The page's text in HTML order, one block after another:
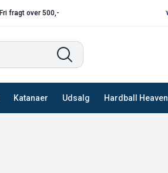
Fri fragt over 500,-
Katanaer Udsalg Hardball Heaven